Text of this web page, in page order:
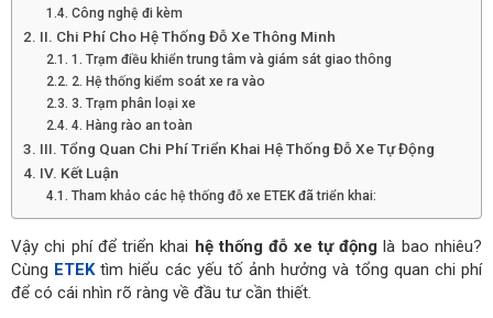
Công nghệ đi kèm
II. Chi Phí Cho Hệ Thống Đỗ Xe Thông Minh
1. Trạm điều khiển trung tâm và giám sát giao thông
2. Hệ thống kiểm soát xe ra vào
3. Trạm phân loại xe
4. Hàng rào an toàn
III. Tổng Quan Chi Phí Triển Khai Hệ Thống Đỗ Xe Tự Động
IV. Kết Luận
Tham khảo các hệ thống đỗ xe ETEK đã triển khai:
Vậy chi phí để triển khai hệ thống đỗ xe tự động là bao nhiêu?
Cùng ETEKtìm hiểu các yếu tố ảnh hưởng và tổng quan chi phí
để có cái nhìn rõ ràng về đầu tư cần thiết.